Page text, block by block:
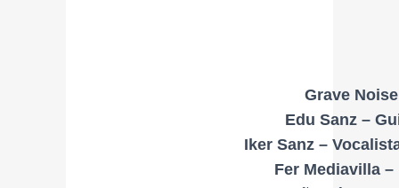
Grave
Edu Sanz –
Iker Sanz –
Fer Mediavilla